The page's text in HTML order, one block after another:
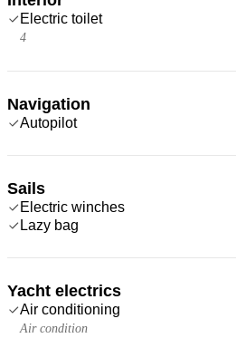
Electric toilet
4
Navigation
Autopilot
Sails
Electric winches
Lazy bag
Yacht electrics
Air conditioning
Air condition